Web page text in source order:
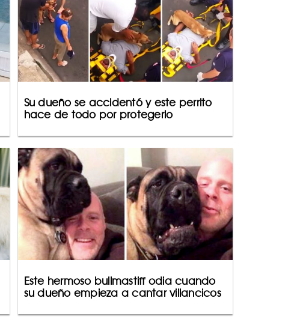
Su dueño se accidentó y este perrito
hace de todo por protegerlo
Este hermoso bullmastiff odia cuando
su dueño empieza a cantar villancicos